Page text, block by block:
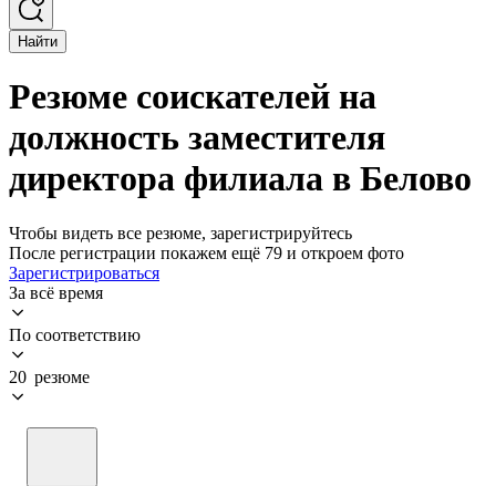
Найти
Резюме соискателей на
должность заместителя
директора филиала в Белово
Чтобы видеть все резюме, зарегистрируйтесь
После регистрации покажем ещё 79 и откроем фото
Зарегистрироваться
За всё время
По соответствию
20 резюме